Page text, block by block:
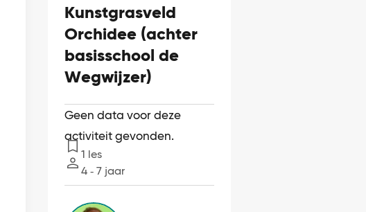
Kunstgrasveld
Orchidee (achter
basisschool de
Wegwijzer)
Geen data voor deze
activiteit gevonden.
Lessen
1 les
Leeftijd
4 ‐ 7 jaar